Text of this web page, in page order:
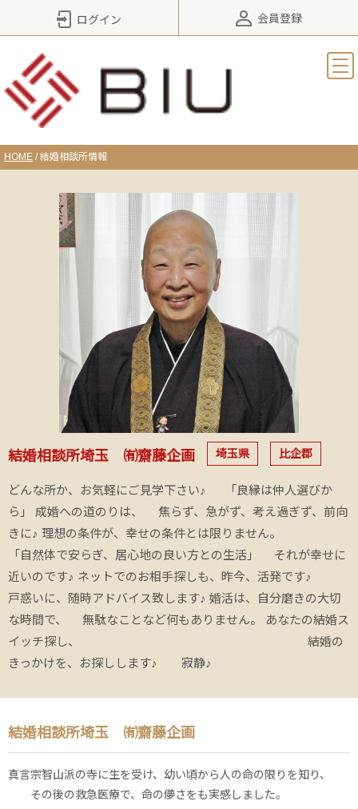
ログイン 会員登録
HOME /結婚相談所情報
結婚相談所埼玉 ㈲齋藤企画 埼玉県 比企郡
どんな所か、お気軽にご見学下さい♪ 「良縁は仲人選びか
ら」 成婚への道のりは、 焦らず、急がず、考え過ぎず、前向
きに♪ 理想の条件が、幸せの条件とは限りません。
「自然体で安らぎ、居心地の良い方との生活」 それが幸せに
近いのです♪ ネットでのお相手探しも、昨今、活発です♪
戸惑いに、随時アドバイス致します♪ 婚活は、自分磨きの大切
な時間で、 無駄なことなど何もありません。 あなたの結婚ス
イッチ探し、 結婚の
きっかけを、お探しします♪ 寂静♪
結婚相談所埼玉 ㈲齋藤企画
真言宗智山派の寺に生を受け、幼い頃から人の命の限りを知り、
その後の救急医療で、命の儚さをも実感しました。